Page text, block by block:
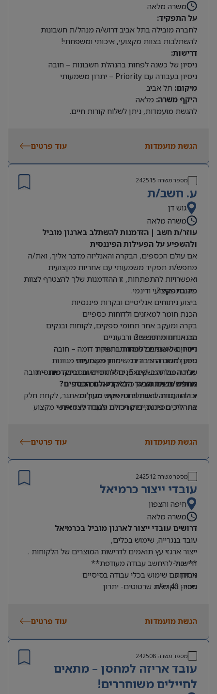
משרה מלאה
על התפקיד:
לחברה מובילה בתל אביב דרוש/ה מנהל/ת חשבונות
להשתלבות בצוות מקצועי, איכותי ומשפחתי!
דרישות:
ניסיון של כשנה לפחות בהנהלת חשבונות – חובה
ניסיון בעבודה עם Priority – יתרון משמעותי
מיקום: תל אביב
היקף משרה: מלאה
להגשת מועמדות, ניתן לשלוח קורות חיים.
הגשת מועמדות עוד פרטים
מספר משרה 242515
ע. חשב/ת
גוש דן
משרה מלאה
עוזר/ת חשב | הזדמנות להשתלב בארגון מוביל
ולהשפיע על הפעילות הפיננסית
אם עולם הכספים, הבקרה והאנליזה מדבר אליך, ואת/ה
מחפש/ת תפקיד משמעותי עם אחריות מקצועית
ואפשרויות להתפתחות, זו ההזדמנות שלך להצטרף לצוות
פיננסי מקצועי ודינמי.
מה בתפקיד?
ביצוע ניתוחים אנליטיים ובקרות פיננסיות
הכנת חומר למאזנים ולדוחות כספיים
בקרה ומעקב אחר תחומי ספקים, לקוחות ובנקים
הכנת דוחות חודשיים ורבעוניים
דיווחים שוטפים למוסדות ורשויות
סיוע לחשב החברה במשימות מקצועיות מגוונות
עבודה מול ממשקים פנים ארגוניים ובסביבה פיננסית
מרובת משימות
מה אנחנו מחפשים?
ניסיון של שנתיים לפחות בתפקיד דומה – חובה
ניסיון מחברה ציבורית – יתרון משמעותי
שליטה גבוהה ב-Excel, כולל נוסחאות מתקדמות – חובה
אנגלית ברמה טובה, כולל קריאה וכתיבה
יכולת עבודה בצוות ויחסי אנוש מעולים
אחריות, מסירות, דיוק ויכולת עבודה עצמאית
מחפש/ת את הצעד הבא בעולם הכספים?
זו ההזדמנות להשתלב בתפקיד מגוון ומאתגר, לקחת חלק
בתהליכים פיננסיים מרכזיים ולעבוד לצד אנשי מקצוע
הגשת מועמדות עוד פרטים
מספר משרה 242512
עובדי ייצור כרמיאל
חיפה והצפון
משרה מלאה
דרושים עובדי ייצור לארגון מוביל בכרמיאל
עובד בנגרייה, שימוש בכלים,
ייצור ארגזי עץ תואמים לדרישות המוצרים של הלקוחות .
דרישות-
ניסיון עם שימוש בכלי עבודה בסיסיים
ניסיון בקריאת שרטוטים- יתרון
** יכול להיחשב עבודה מעודפת**
ארוחות
שכר- 40 ש”ח.
הגשת מועמדות
עוד פרטים
מספר משרה242508
עובד אריזה למחסן – מתאים
לחיילים משוחררים!